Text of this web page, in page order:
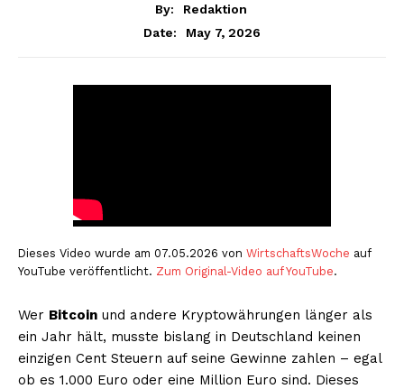
By:
Redaktion
Date:
May 7, 2026
Dieses Video wurde am 07.05.2026 von WirtschaftsWoche auf
YouTube veröffentlicht. Zum Original-Video auf YouTube.
Wer Bitcoin und andere Kryptowährungen länger als
ein Jahr hält, musste bislang in Deutschland keinen
einzigen Cent Steuern auf seine Gewinne zahlen – egal
ob es 1.000 Euro oder eine Million Euro sind. Dieses